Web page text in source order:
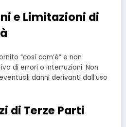
e Limitazioni di
“così com’è” e non
di errori o interruzioni. Non
danni derivanti dall’uso
di Terze Parti